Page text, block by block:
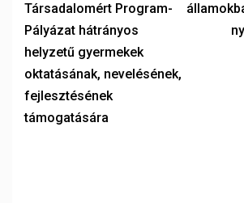
Társadalomért Program-
Pályázat hátrányos
helyzetű gyermekek
oktatásának, nevelésének,
fejlesztésének
támogatására